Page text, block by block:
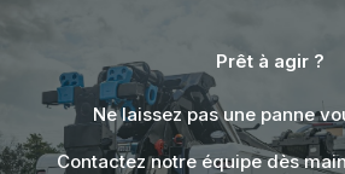
Prêt à agir ?
Ne laissez pas une panne
Contactez notre équipe dès